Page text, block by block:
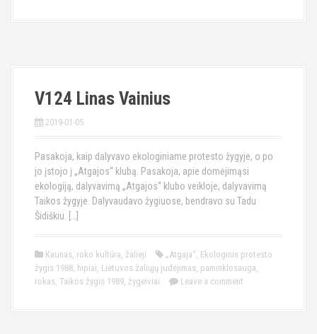
V124 Linas Vainius
2019-01-05
Pasakoja, kaip dalyvavo ekologiniame protesto žygyje, o po
jo įstojo į „Atgajos“ klubą. Pasakoja, apie domėjimąsi
ekologiją, dalyvavimą „Atgajos“ klubo veikloje, dalyvavimą
Taikos žygyje. Dalyvaudavo žygiuose, bendravo su Tadu
Šidiškiu. […]
Kaunas, roko kultūra, žalieji „Atgaja“, Ekologinis protesto
žygis 1988, hipiai, Lietuvos žaliųjų judėjimas, paminklosauga,
rokas, Taikos žygis 1989, žygeiviai Leave a comment